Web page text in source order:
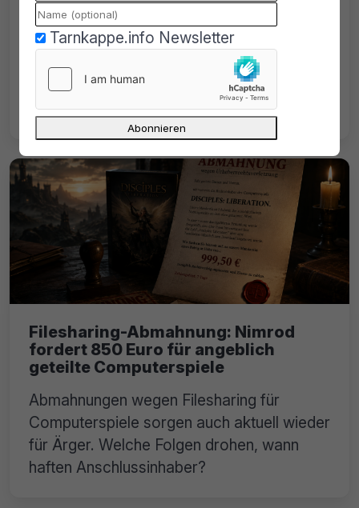
Deutschland?
Ein Insider erklärt, wie die IPTV-Busts
passieren konnten. Viele Admins
überfordert die Einrichtung und der Betrieb
ihres Online-Projekts.
Filesharing-Abmahnung: Nimrod
fordert 850 Euro für angeblich
geteilte Computerspiele
Abmahnungen wegen Filesharing für
Computerspiele sorgen auch aktuell wieder
für Ärger. Welche Folgen drohen, wann
haften Anschlussinhaber?
Tarnkappe.info Newsletter